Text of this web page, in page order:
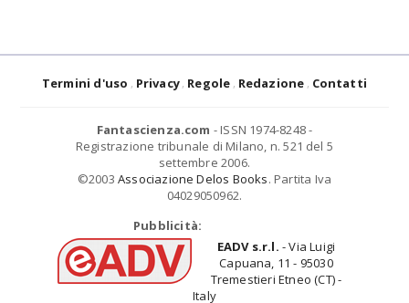
Termini d'uso Privacy Regole Redazione Contatti
Fantascienza.com - ISSN 1974-8248 -
Registrazione tribunale di Milano, n. 521 del 5
settembre 2006.
©2003 Associazione Delos Books. Partita Iva
04029050962.
Pubblicità:
EADV s.r.l. - Via Luigi
Capuana, 11 - 95030
Tremestieri Etneo (CT) -
Italy